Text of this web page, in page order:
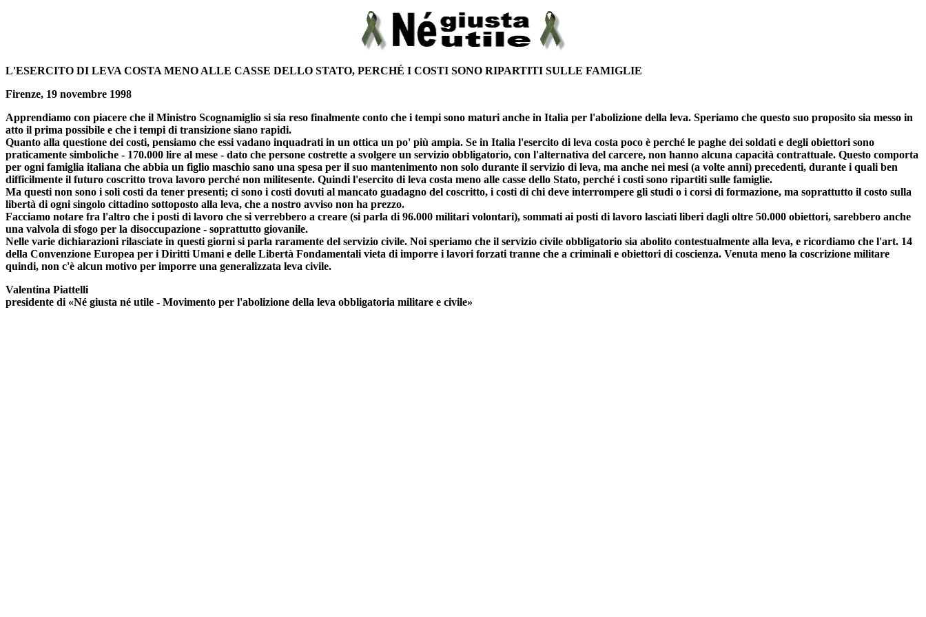
L'ESERCITO DI LEVA COSTA MENO ALLE CASSE DELLO STATO, PERCHÉ I COSTI SONO RIPARTITI SULLE FAMIGLIE
Firenze, 19 novembre 1998
Apprendiamo con piacere che il Ministro Scognamiglio si sia reso finalmente conto che i tempi sono maturi anche in Italia per l'abolizione della leva. Speriamo che questo suo proposito sia messo in
atto il prima possibile e che i tempi di transizione siano rapidi.
Quanto alla questione dei costi, pensiamo che essi vadano inquadrati in un ottica un po' più ampia. Se in Italia l'esercito di leva costa poco è perché le paghe dei soldati e degli obiettori sono
praticamente simboliche - 170.000 lire al mese - dato che persone costrette a svolgere un servizio obbligatorio, con l'alternativa del carcere, non hanno alcuna capacità contrattuale. Questo comporta
per ogni famiglia italiana che abbia un figlio maschio sano una spesa per il suo mantenimento non solo durante il servizio di leva, ma anche nei mesi (a volte anni) precedenti, durante i quali ben
difficilmente il futuro coscritto trova lavoro perché non militesente. Quindi l'esercito di leva costa meno alle casse dello Stato, perché i costi sono ripartiti sulle famiglie.
Ma questi non sono i soli costi da tener presenti; ci sono i costi dovuti al mancato guadagno del coscritto, i costi di chi deve interrompere gli studi o i corsi di formazione, ma soprattutto il costo sulla
libertà di ogni singolo cittadino sottoposto alla leva, che a nostro avviso non ha prezzo.
Facciamo notare fra l'altro che i posti di lavoro che si verrebbero a creare (si parla di 96.000 militari volontari), sommati ai posti di lavoro lasciati liberi dagli oltre 50.000 obiettori, sarebbero anche
una valvola di sfogo per la disoccupazione - soprattutto giovanile.
Nelle varie dichiarazioni rilasciate in questi giorni si parla raramente del servizio civile. Noi speriamo che il servizio civile obbligatorio sia abolito contestualmente alla leva, e ricordiamo che l'art. 14
della Convenzione Europea per i Diritti Umani e delle Libertà Fondamentali vieta di imporre i lavori forzati tranne che a criminali e obiettori di coscienza. Venuta meno la coscrizione militare
quindi, non c'è alcun motivo per imporre una generalizzata leva civile.
Valentina Piattelli
presidente di «Né giusta né utile - Movimento per l'abolizione della leva obbligatoria militare e civile»